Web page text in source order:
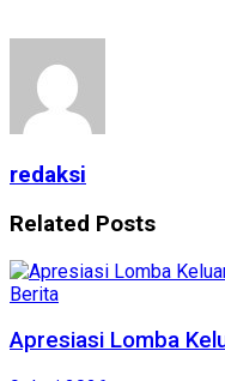
redaksi
Related Posts
Berita
Apresiasi Lomba